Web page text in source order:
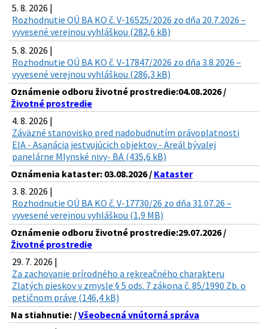
5. 8. 2026 |
Rozhodnutie OÚ BA KO č. V-16525/2026 zo dňa 20.7.2026 –
vyvesené verejnou vyhláškou (282,6 kB)
5. 8. 2026 |
Rozhodnutie OÚ BA KO č. V-17847/2026 zo dňa 3.8.2026 –
vyvesené verejnou vyhláškou (286,3 kB)
Oznámenie odboru životné prostredie:04.08.2026 /
Životné prostredie
4. 8. 2026 |
Záväzné stanovisko pred nadobudnutím právoplatnosti
EIA - Asanácia jestvujúcich objektov - Areál bývalej
panelárne Mlynské nivy- BA (435,6 kB)
Oznámenia kataster: 03.08.2026 / Kataster
3. 8. 2026 |
Rozhodnutie OÚ BA KO č. V-17730/26 zo dňa 31.07.26 –
vyvesené verejnou vyhláškou (1,9 MB)
Oznámenie odboru životné prostredie:29.07.2026 /
Životné prostredie
29. 7. 2026 |
Za zachovanie prírodného a rekreačného charakteru
Zlatých pieskov v zmysle § 5 ods. 7 zákona č. 85/1990 Zb. o
petičnom práve (146,4 kB)
Na stiahnutie: /Všeobecná vnútorná správa